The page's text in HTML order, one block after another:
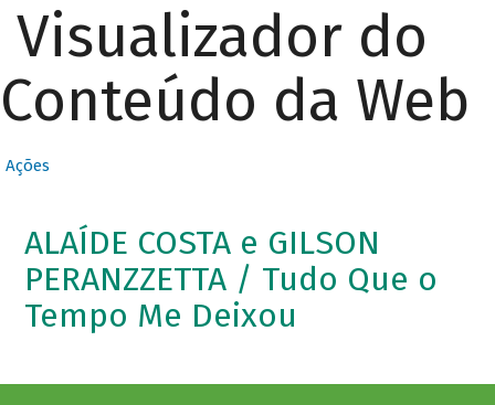
Visualizador do
Conteúdo da Web
Ações
ALAÍDE COSTA e GILSON
PERANZZETTA / Tudo Que o
Tempo Me Deixou